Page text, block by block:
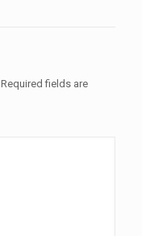
Required fields are